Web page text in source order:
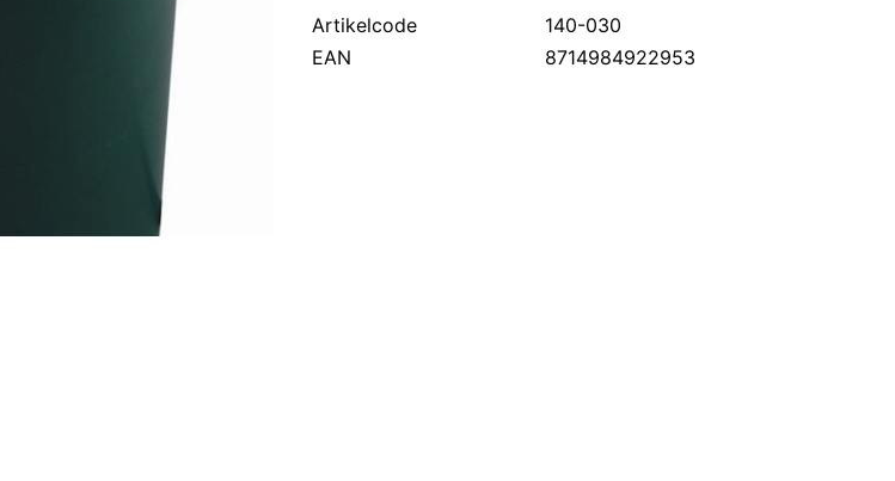
Artikelcode
140-030
EAN
8714984922953